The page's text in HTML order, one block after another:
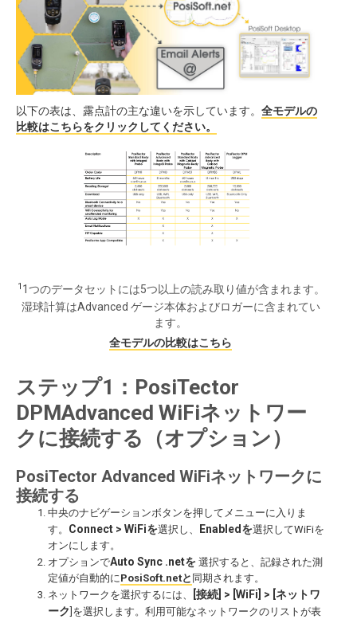
以下の表は、露点計の主な違いを示しています。 全モデルの
比較はこちらをクリックしてください。
1 1つのデータセットには5つ以上の読み取り値が含まれます。
湿球計算はAdvanced ゲージ本体およびロガーに含まれてい
ます。
全モデルの比較はこちら
ステップ1：PosiTector
DPMAdvanced WiFiネットワー
クに接続する（オプション）
PosiTector Advanced WiFiネットワークに
接続する
中央のナビゲーションボタンを押してメニューに入りま
す。 Connect > WiFiを選択し、 Enabledを選択してWiFiを
オンにします。
オプションでAuto Sync .netを 選択すると、記録された測
定値が自動的にPosiSoft.netと 同期されます。
ネットワークを選択するには、
[接続] > [WiFi] > [ネットワ
ーク ]を選択します。利用可能なネットワークのリストが表